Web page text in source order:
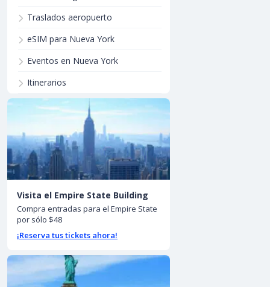
Traslados aeropuerto
eSIM para Nueva York
Eventos en Nueva York
Itinerarios
Visita el Empire State Building
Compra entradas para el Empire State
por sólo $48
¡Reserva tus tickets ahora!